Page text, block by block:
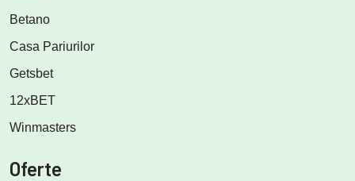
Betano
Casa Pariurilor
Getsbet
12xBET
Winmasters
Oferte